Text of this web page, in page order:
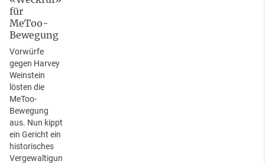
für
MeToo-
Bewegung
Vorwürfe
gegen Harvey
Weinstein
lösten die
MeToo-
Bewegung
aus. Nun kippt
ein Gericht ein
historisches
Vergewaltigun